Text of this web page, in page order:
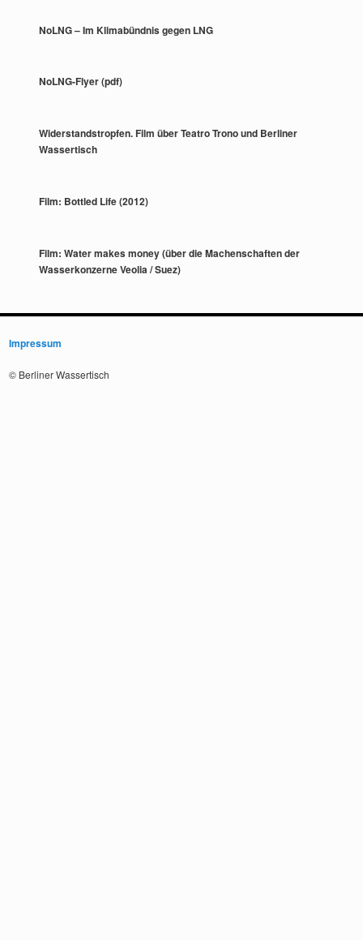
NoLNG – Im Klimabündnis gegen LNG
NoLNG-Flyer (pdf)
Widerstandstropfen. Film über Teatro Trono und Berliner
Wassertisch
Film: Bottled Life (2012)
Film: Water makes money (über die Machenschaften der
Wasserkonzerne Veolia / Suez)
Impressum
© Berliner Wassertisch